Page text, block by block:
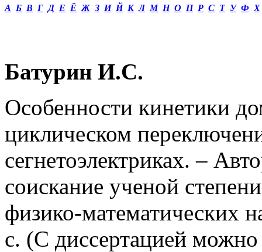
А Б В Г Д Е Ё Ж З И Й К Л М Н О П Р С Т У Ф Х
Батурин И.С.
Особенности кинетики
циклическом
сегнетоэлектриках. –
соискание ученой
физико-математических
с. (С диссертацией